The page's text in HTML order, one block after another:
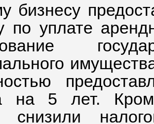
бизнесу
по уплате
на 5 лет.
снизили